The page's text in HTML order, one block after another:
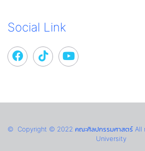
Social Link
© Copyright © 2022 คณะศิลปกรรมศาสตร์ All
University